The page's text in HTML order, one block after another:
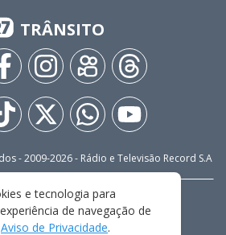
TRÂNSITO
- 2009-2026- Rádio e Televisão Record S.A
FALE CONOSCO
PRIVACIDADE
E CONDIÇÕES DE USO
e tecnologia para
de navegação de
Aviso de Privacidade.